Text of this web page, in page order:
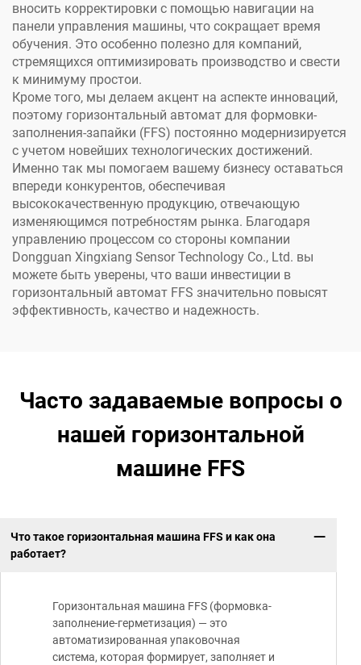
вносить корректировки с помощью навигации на
панели управления машины, что сокращает время
обучения. Это особенно полезно для компаний,
стремящихся оптимизировать производство и свести
к минимуму простои.
Кроме того, мы делаем акцент на аспекте инноваций,
поэтому горизонтальный автомат для формовки-
заполнения-запайки (FFS) постоянно модернизируется
с учетом новейших технологических достижений.
Именно так мы помогаем вашему бизнесу оставаться
впереди конкурентов, обеспечивая
высококачественную продукцию, отвечающую
изменяющимся потребностям рынка. Благодаря
управлению процессом со стороны компании
Dongguan Xingxiang Sensor Technology Co., Ltd. вы
можете быть уверены, что ваши инвестиции в
горизонтальный автомат FFS значительно повысят
эффективность, качество и надежность.
Часто задаваемые вопросы о
нашей горизонтальной
машине FFS
Что такое горизонтальная машина FFS и как она
работает?
Горизонтальная машина FFS (формовка-
заполнение-герметизация) — это
автоматизированная упаковочная
система, которая формирует, заполняет и